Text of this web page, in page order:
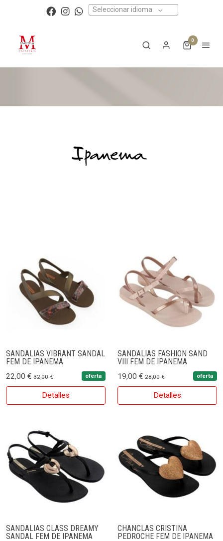
Seleccionar idioma
0
SANDALIAS VIBRANT SANDAL
FEM DE IPANEMA
22,00 € 32,00 € oferta
Detalles
SANDALIAS FASHION SAND
VIII FEM DE IPANEMA
19,00 € 28,00 € oferta
Detalles
SANDALIAS CLASS DREAMY
SANDAL FEM DE IPANEMA
CHANCLAS CRISTINA
PEDROCHE FEM DE IPANEMA